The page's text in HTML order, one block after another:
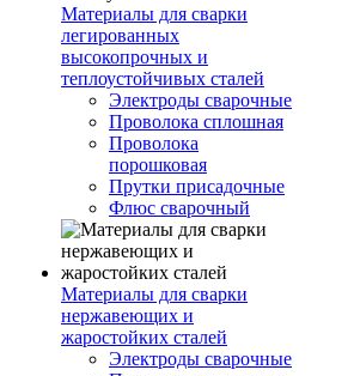
Материалы для сварки
легированных
высокопрочных и
теплоустойчивых сталей
Электроды сварочные
Проволока сплошная
Проволока
порошковая
Прутки присадочные
Флюс сварочный
Материалы для сварки
нержавеющих и
жаростойких сталей
Электроды сварочные